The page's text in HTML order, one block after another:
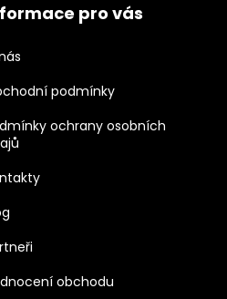
pro vás
podmínky
ochrany osobních
obchodu